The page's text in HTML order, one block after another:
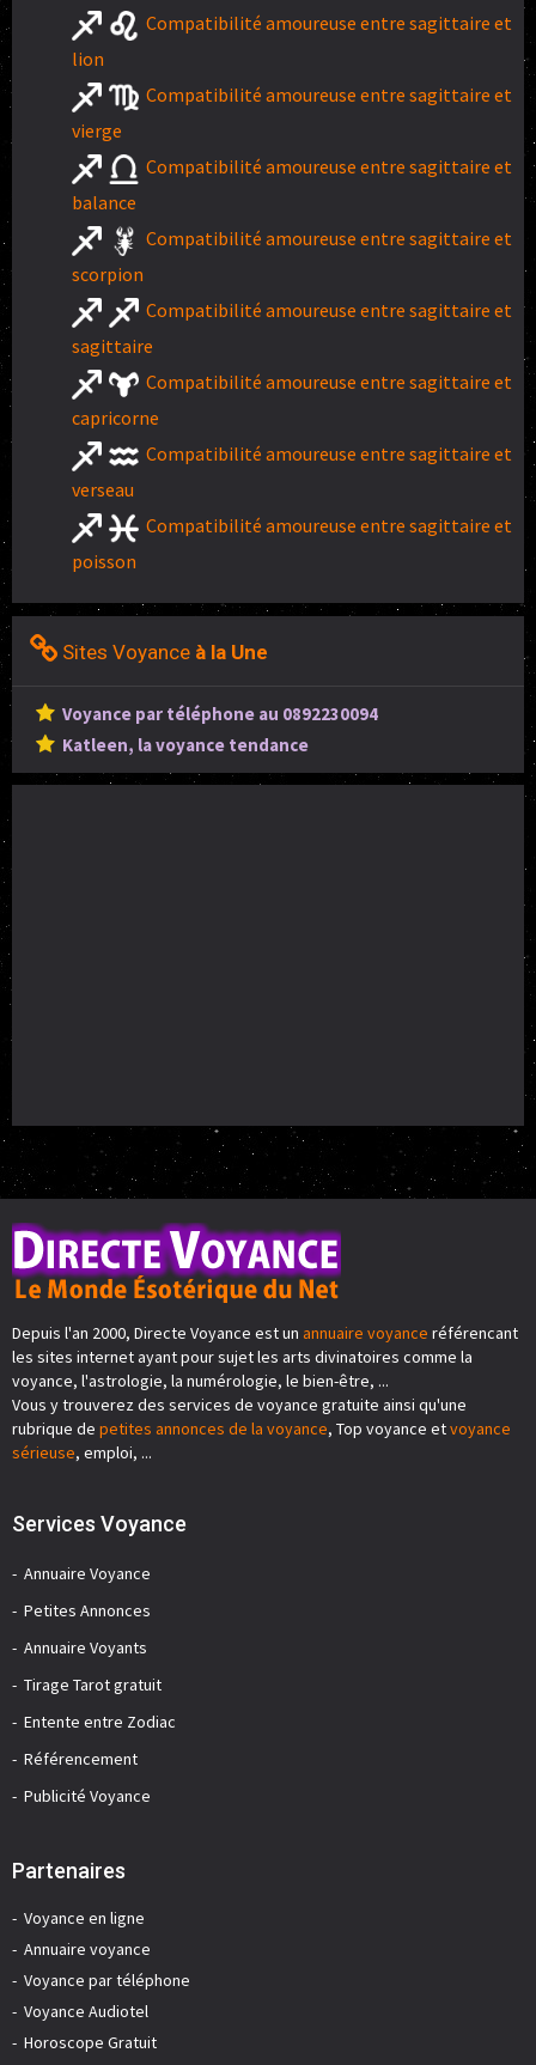
Compatibilité amoureuse entre sagittaire et
lion
Compatibilité amoureuse entre sagittaire et
vierge
Compatibilité amoureuse entre sagittaire et
balance
Compatibilité amoureuse entre sagittaire et
scorpion
Compatibilité amoureuse entre sagittaire et
sagittaire
Compatibilité amoureuse entre sagittaire et
capricorne
Compatibilité amoureuse entre sagittaire et
verseau
Compatibilité amoureuse entre sagittaire et
poisson
Sites Voyance à la Une
Voyance par téléphone au 0892230094
Katleen, la voyance tendance
Depuis l'an 2000, Directe Voyance est un annuaire voyance référencant
les sites internet ayant pour sujet les arts divinatoires comme la
voyance, l'astrologie, la numérologie, le bien-être, ...
Vous y trouverez des services de voyance gratuite ainsi qu'une
rubrique de petites annonces de la voyance, Top voyance etvoyance
sérieuse, emploi, ...
Services Voyance
Annuaire Voyance
Petites Annonces
Annuaire Voyants
Tirage Tarot gratuit
Entente entre Zodiac
Référencement
Publicité Voyance
Partenaires
Voyance en ligne
Annuaire voyance
Voyance par téléphone
Voyance Audiotel
Horoscope Gratuit